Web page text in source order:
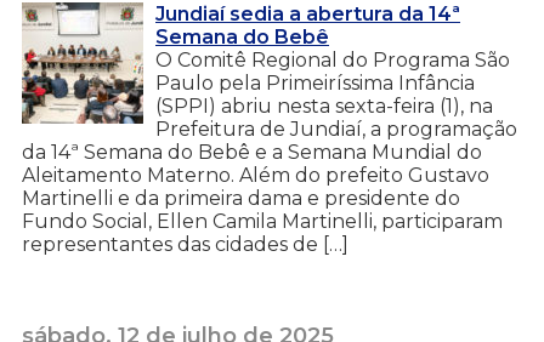
Jundiaí sedia a abertura da 14ª
Semana do Bebê
O Comitê Regional do Programa São
Paulo pela Primeiríssima Infância
(SPPI) abriu nesta sexta-feira (1), na
Prefeitura de Jundiaí, a programação
da 14ª Semana do Bebê e a Semana Mundial do
Aleitamento Materno. Além do prefeito Gustavo
Martinelli e da primeira dama e presidente do
Fundo Social, Ellen Camila Martinelli, participaram
representantes das cidades de […]
sábado, 12 de julho de 2025